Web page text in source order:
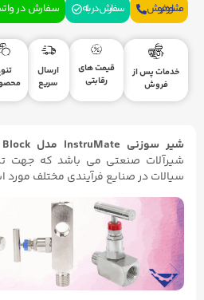
مشاوره فروش سفارش در بله سفارش در
خدمات پس از
فروش
قیمت های
رقابتی
ارسال
سریع
شیر سوزنی InstruMate مدل IV10 Single Block،
شیرآلات صنعتی می باشد که جهت
سیالات در صنایع فرآیندی مختلف مورد